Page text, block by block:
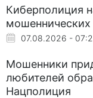
Киберполиция
07.08.2026 -
Мошенники
любителей
Нацполиция